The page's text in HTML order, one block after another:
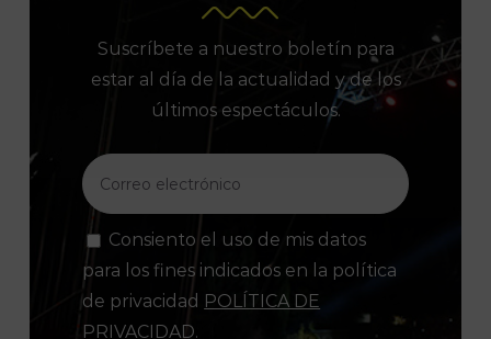
Suscríbete a nuestro boletín para
estar al día de la actualidad y de los
últimos espectáculos.
Consiento el uso de mis datos
para los fines indicados en la política
de privacidad POLÍTICA DE
PRIVACIDAD.